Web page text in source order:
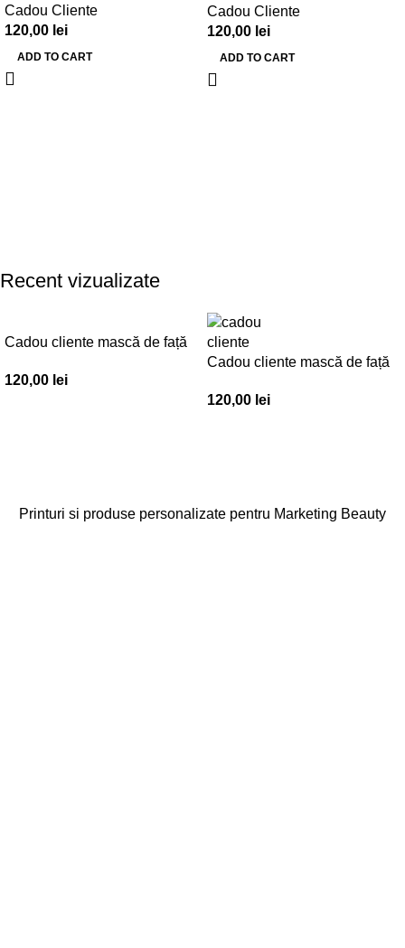
Cadou Cliente
120,00 lei
ADD TO CART
Cadou Cliente
120,00 lei
ADD TO CART
Recent vizualizate
Cadou cliente mască de față
120,00 lei
Cadou cliente mască de față
120,00 lei
Printuri si produse personalizate pentru Marketing Beauty